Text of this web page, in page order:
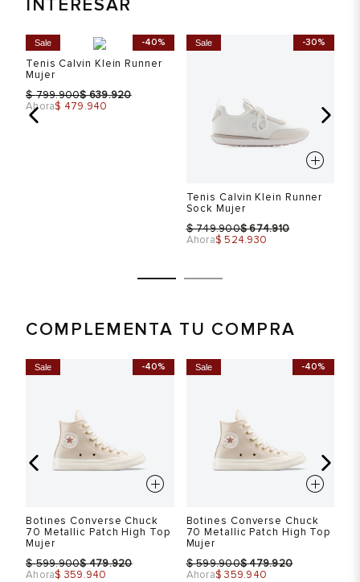
INTERESAR
-40%
Sale
Tenis Calvin Klein Runner
Mujer
$799.900$639.920
Ahora$ 479.940
Talla
EUR
37
8.5
Color
-30%
Sale
Tenis Calvin Klein Runner
Sock Mujer
$749.900$674.910
Ahora$ 524.930
Talla
EUR
39
9.5
Color
COMPLEMENTA TU COMPRA
-40%
Sale
Botines Converse Chuck
70 Metallic Patch High Top
Mujer
$599.900$479.920
Ahora$ 359.940
-40%
Sale
Botines Converse Chuck
70 Metallic Patch High Top
Mujer
$599.900$479.920
Ahora$ 359.940